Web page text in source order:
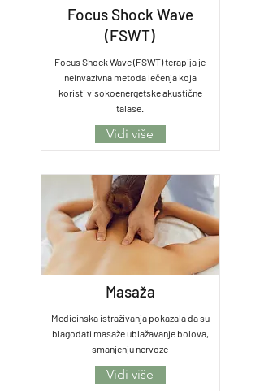
Focus Shock Wave
(FSWT)
Focus Shock Wave (FSWT) terapija je
neinvazivna metoda lečenja koja
koristi visokoenergetske akustične
talase.
Vidi više
Masaža
Medicinska istraživanja pokazala da su
blagodati masaže ublažavanje bolova,
smanjenju nervoze
Vidi više